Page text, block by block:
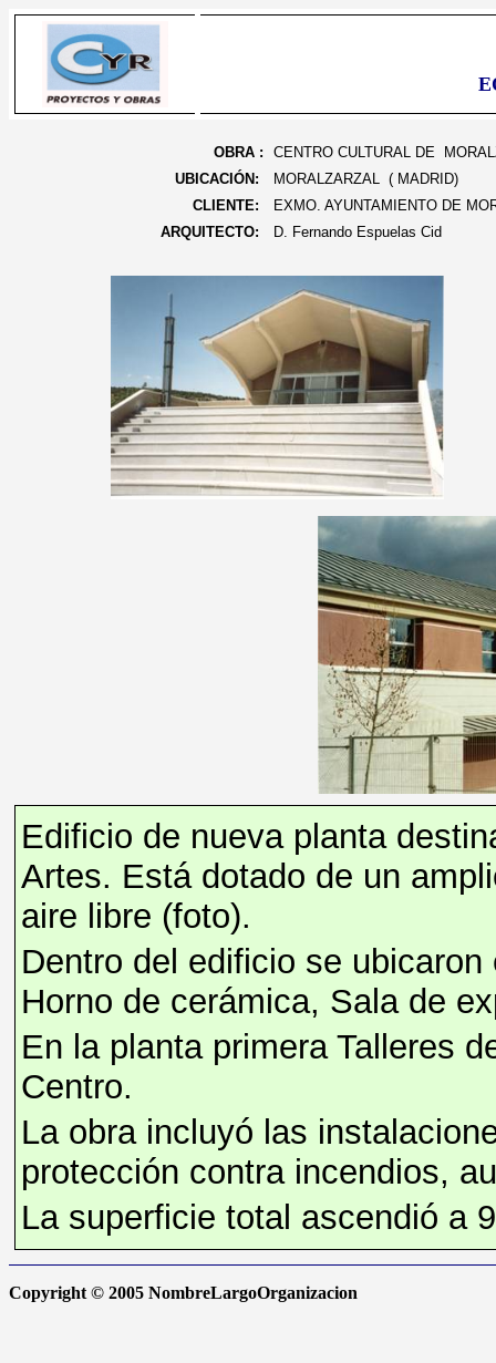
OBRA :
CENTRO CULTURAL DE
UBICACIÓN:
MORALZARZAL ( MADRID)
CLIENTE:
EXMO. AYUNTAMIENTO DE
ARQUITECTO:
D. Fernando Espuelas Cid
Edificio de nueva planta
Artes. Está dotado de un
aire libre (foto).
Dentro del edificio se
Horno de cerámica, Sala de
En la planta primera Talleres
Centro.
La obra incluyó las
protección contra incendios,
La superficie total ascendió a
Copyright © 2005 NombreLargoOrganizacion